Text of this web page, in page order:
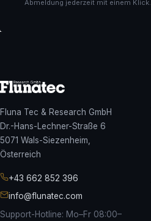
Abmeldung jederzeit mit einem Klick.
Fluna Tec & Research GmbH
Dr.-Hans-Lechner-Straße 6
5071 Wals-Siezenheim,
Österreich
+43 662 852 396
info@flunatec.com
Support-Hotline: Mo–Fr 08:00–